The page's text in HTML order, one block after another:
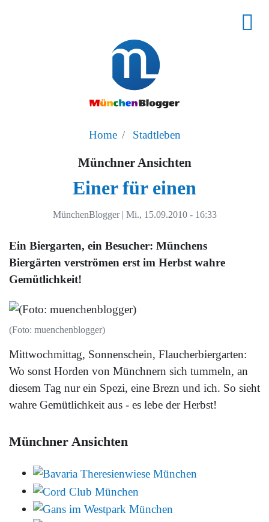
Home Stadtleben
Münchner Ansichten
Einer für einen
MünchenBlogger | Mi., 15.09.2010 - 16:33
Ein Biergarten, ein Besucher: Münchens
Biergärten verströmen erst im Herbst wahre
Gemütlichkeit!
(Foto: muenchenblogger)
Mittwochmittag, Sonnenschein, Flaucherbiergarten:
Wo sonst Horden von Münchnern sich tummeln, an
diesem Tag nur ein Spezi, eine Brezn und ich. So sieht
wahre Gemütlichkeit aus - es lebe der Herbst!
Münchner Ansichten